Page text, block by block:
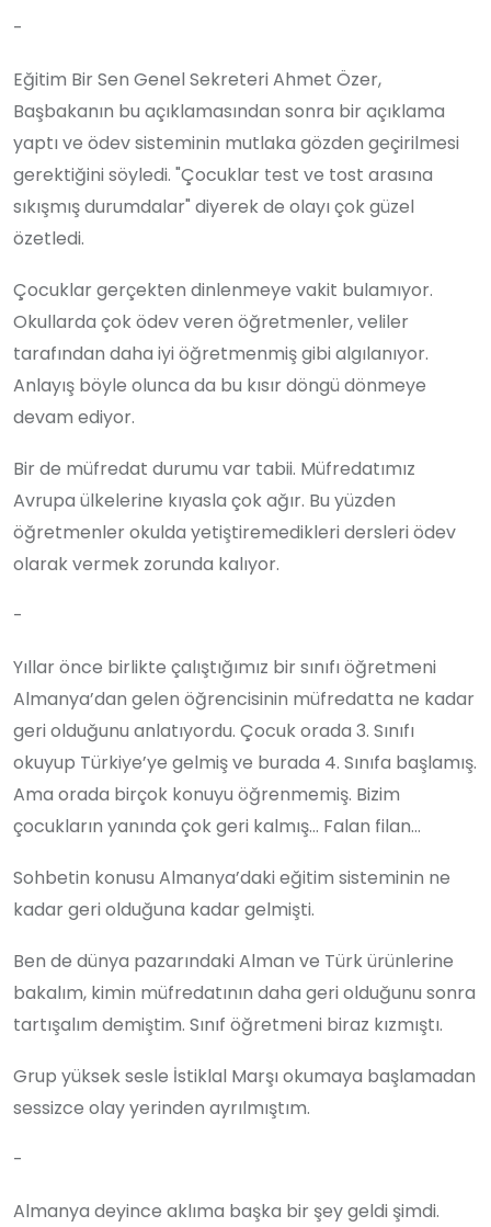
-
Eğitim Bir Sen Genel Sekreteri Ahmet Özer,
Başbakanın bu açıklamasından sonra bir açıklama
yaptı ve ödev sisteminin mutlaka gözden geçirilmesi
gerektiğini söyledi. "Çocuklar test ve tost arasına
sıkışmış durumdalar" diyerek de olayı çok güzel
özetledi.
Çocuklar gerçekten dinlenmeye vakit bulamıyor.
Okullarda çok ödev veren öğretmenler, veliler
tarafından daha iyi öğretmenmiş gibi algılanıyor.
Anlayış böyle olunca da bu kısır döngü dönmeye
devam ediyor.
Bir de müfredat durumu var tabii. Müfredatımız
Avrupa ülkelerine kıyasla çok ağır. Bu yüzden
öğretmenler okulda yetiştiremedikleri dersleri ödev
olarak vermek zorunda kalıyor.
-
Yıllar önce birlikte çalıştığımız bir sınıfı öğretmeni
Almanya’dan gelen öğrencisinin müfredatta ne kadar
geri olduğunu anlatıyordu. Çocuk orada 3. Sınıfı
okuyup Türkiye’ye gelmiş ve burada 4. Sınıfa başlamış.
Ama orada birçok konuyu öğrenmemiş. Bizim
çocukların yanında çok geri kalmış… Falan filan…
Sohbetin konusu Almanya’daki eğitim sisteminin ne
kadar geri olduğuna kadar gelmişti.
Ben de dünya pazarındaki Alman ve Türk ürünlerine
bakalım, kimin müfredatının daha geri olduğunu sonra
tartışalım demiştim. Sınıf öğretmeni biraz kızmıştı.
Grup yüksek sesle İstiklal Marşı okumaya başlamadan
sessizce olay yerinden ayrılmıştım.
-
Almanya deyince aklıma başka bir şey geldi şimdi.